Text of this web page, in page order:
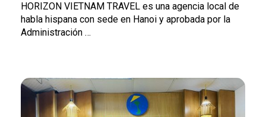
HORIZON VIETNAM TRAVEL es una agencia local de
habla hispana con sede en Hanoi y aprobada por la
Administración …